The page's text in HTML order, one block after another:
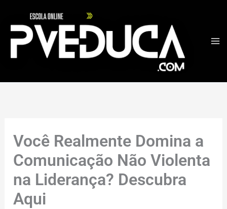
Você Realmente Domina a
Comunicação Não Violenta
na Liderança? Descubra
Aqui